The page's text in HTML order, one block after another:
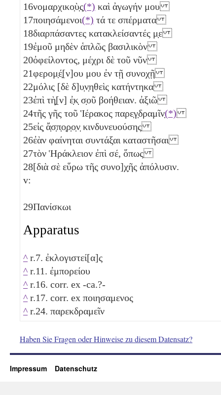
16νομαρχικο̣ὺ̣ς̣(*) καὶ ἀγωγήν μου
17ποιησάμενοι(*) τά τε σπέρματα
18διαρπάσαντες κατακλείσαντές μ̣ε
19ἐμοῦ μηδὲν ἁπλῶς βασιλικὸν
20ὀφείλοντος, μέχρι δὲ τοῦ νῦν
21φερομ̣έ̣[ν]ου μου ἐν τῇ συνοχῇ
22μόλις [δὲ δ]υ̣ν̣ηθεὶς κατήντηκα
23ἐπὶ τὴ̣[ν] ἐ̣κ̣ σ̣οῦ βοήθειαν. ἀξιῶ
24τῆς γῆς τοῦ Ἱέρακος παρε̣γ̣δραμῖν̣(*)
25εἰς̣ ἄ̣σ̣π̣ο̣ρ̣ο̣ν̣ κινδυνευούσης
26ἐὰν φαίνηται συντάξαι καταστῆσαι
27τὸν Ἡράκλειον ἐπὶ σέ, ὅπως
28[διὰ σὲ εὕρω τῆς συνο]χ̣ῆς ἀπόλυσιν.
v:
29Πανίσκωι
Apparatus
^ r.7. ἐκλογιστεί[α]ς
^ r.11. ἐμπορείου
^ r.16. corr. ex -ca.?-
^ r.17. corr. ex ποιησαμενος
^ r.24. παρεκδραμεῖν
Haben Sie Fragen oder Hinweise zu diesem Datensatz?
Impressum Datenschutz